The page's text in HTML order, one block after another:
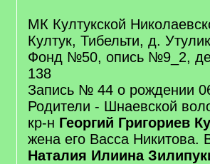
МК Култукской
Култук, Тибельти, д.
Фонд №50, опись №9_2,
138
Запись № 44 о рождении
Родители - Шнаевской
кр-н Георгий Григориев
жена его Васса Никитова.
Наталия Илиина